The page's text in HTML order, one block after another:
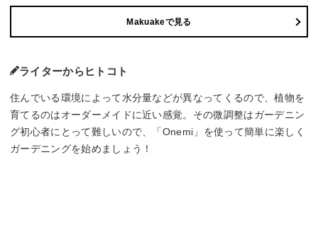
Makuakeで見る
ライターからヒトコト
住んでいる環境によって水分量などが異なってくるので、植物を
育てるのはオーダーメイドに近い感覚。その微調整はガーデニン
グ初心者にとって難しいので、「Onemi」を使って簡単に楽しく
ガーデニングを始めましょう！